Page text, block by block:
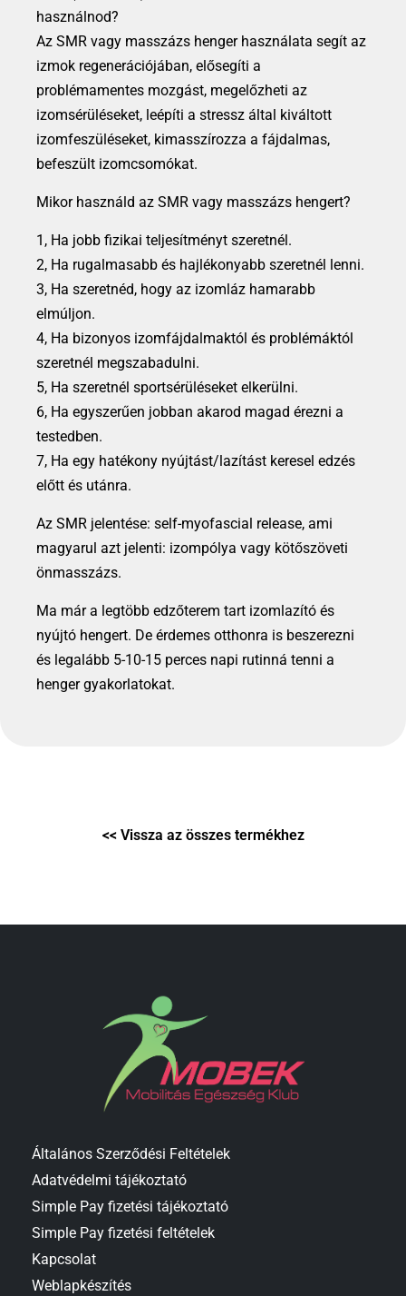
használnod?
Az SMR vagy masszázs henger használata segít az
izmok regenerációjában, elősegíti a
problémamentes mozgást, megelőzheti az
izomsérüléseket, leépíti a stressz által kiváltott
izomfeszüléseket, kimasszírozza a fájdalmas,
befeszült izomcsomókat.
Mikor használd az SMR vagy masszázs hengert?
1, Ha jobb fizikai teljesítményt szeretnél.
2, Ha rugalmasabb és hajlékonyabb szeretnél lenni.
3, Ha szeretnéd, hogy az izomláz hamarabb
elmúljon.
4, Ha bizonyos izomfájdalmaktól és problémáktól
szeretnél megszabadulni.
5, Ha szeretnél sportsérüléseket elkerülni.
6, Ha egyszerűen jobban akarod magad érezni a
testedben.
7, Ha egy hatékony nyújtást/lazítást keresel edzés
előtt és utánra.
Az SMR jelentése: self-myofascial release, ami
magyarul azt jelenti: izompólya vagy kötőszöveti
önmasszázs.
Ma már a legtöbb edzőterem tart izomlazító és
nyújtó hengert. De érdemes otthonra is beszerezni
és legalább 5-10-15 perces napi rutinná tenni a
henger gyakorlatokat.
<< Vissza az összes termékhez
Általános Szerződési Feltételek
Adatvédelmi tájékoztató
Simple Pay fizetési tájékoztató
Simple Pay fizetési feltételek
Kapcsolat
Weblapkészítés